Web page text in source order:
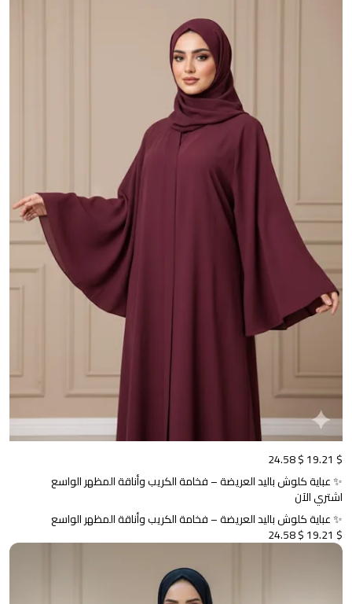
$ 19.21
$ 24.58
✨ عباية كلوش باليد العريضة – فخامة الكريب وأناقة المظهر الواسع
اشتري الآن
✨ عباية كلوش باليد العريضة – فخامة الكريب وأناقة المظهر الواسع
$ 19.21
$ 24.58